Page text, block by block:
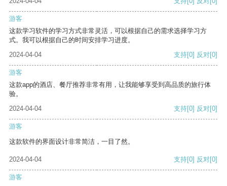
游客
这款学习软件的学习方式非常灵活，可以根据自己的需求选择学习方
式。我可以根据自己的时间安排学习进度。
2024-04-04
支持[0] 反对[0]
游客
这款app的酒店、餐厅推荐非常有用，让我能够享受到高品质的旅行体
验。
2024-04-04
支持[0] 反对[0]
游客
这款软件的界面设计非常简洁，一目了然。
2024-04-04 支持[0] 反对[0]
游客